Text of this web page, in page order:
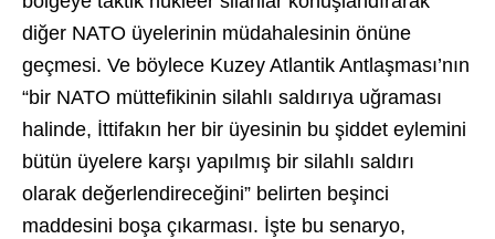
diğer NATO üyelerinin müdahalesinin önüne
geçmesi. Ve böylece Kuzey Atlantik Antlaşması’nın
“bir NATO müttefikinin silahlı saldırıya uğraması
halinde, İttifakın her bir üyesinin bu şiddet eylemini
bütün üyelere karşı yapılmış bir silahlı saldırı
olarak değerlendireceğini” belirten beşinci
maddesini boşa çıkarması. İşte bu senaryo,